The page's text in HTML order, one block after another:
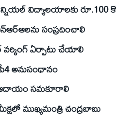
విద్యాలయాలకు రూ.100
సంప్రదించాలి
వర్కింగ్ ఏర్పాటు చేయాలి
అనుసంధానం
ఆదాయం సమకూరాలి
ముఖ్యమంత్రి చంద్రబాబు